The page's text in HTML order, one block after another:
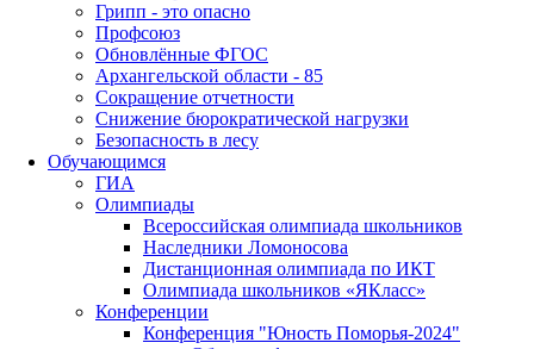
Грипп - это опасно
Профсоюз
Обновлённые ФГОС
Архангельской области - 85
Сокращение отчетности
Снижение бюрократической нагрузки
Безопасность в лесу
Обучающимся
ГИА
Олимпиады
Всероссийская олимпиада школьников
Наследники Ломоносова
Дистанционная олимпиада по ИКТ
Олимпиада школьников «ЯКласс»
Конференции
Конференция "Юность Поморья-2024"